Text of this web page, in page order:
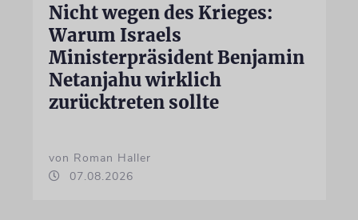
Nicht wegen des Krieges:
Warum Israels
Ministerpräsident Benjamin
Netanjahu wirklich
zurücktreten sollte
von Roman Haller
07.08.2026